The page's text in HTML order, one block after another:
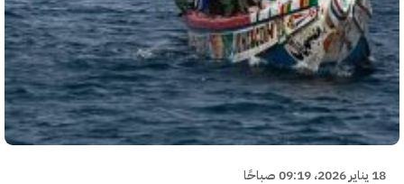
18 يناير 2026، 09:19 صباحًا